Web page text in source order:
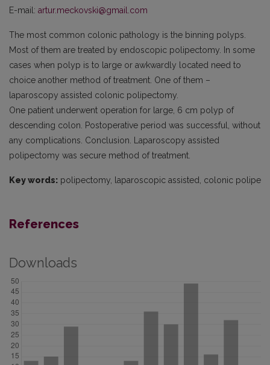
E-mail: artur.meckovski@gmail.com
The most common colonic pathology is the binning polyps.
Most of them are treated by endoscopic polipectomy. In some
cases when polyp is to large or awkwardly located need to
choice another method of treatment. One of them –
laparoscopy assisted colonic polipectomy.
One patient underwent operation for large, 6 cm polyp of
descending colon. Postoperative period was successful, without
any complications. Conclusion. Laparoscopy assisted
polipectomy was secure method of treatment.
Key words: polipectomy, laparoscopic assisted, colonic polipe
References
Downloads